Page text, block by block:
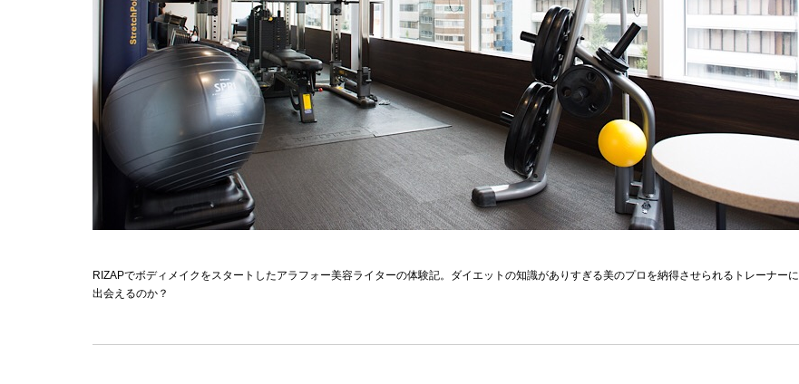
RIZAPでボディメイクをスタートしたアラフォー美容ライターの体験記。ダイエットの知識がありすぎる美のプロを納得させられるトレーナーに
出会えるのか？